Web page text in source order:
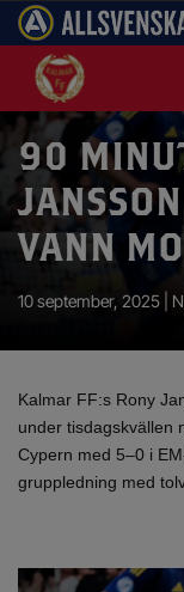
90
VANN
10 september, 2025 |
Kalmar FF:s Rony
under tisdagskvällen
Cypern med 5–0 i
gruppledning med